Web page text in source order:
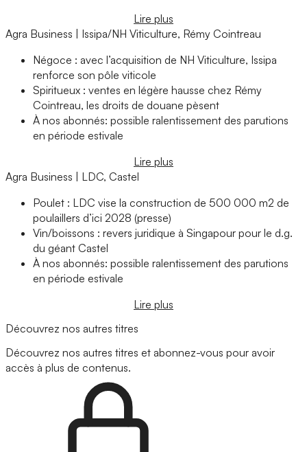
Lire plus
Agra Business | Issipa/NH Viticulture, Rémy Cointreau
Négoce : avec l’acquisition de NH Viticulture, Issipa
renforce son pôle viticole
Spiritueux : ventes en légère hausse chez Rémy
Cointreau, les droits de douane pèsent
À nos abonnés: possible ralentissement des parutions
en période estivale
Lire plus
Agra Business | LDC, Castel
Poulet : LDC vise la construction de 500 000 m2 de
poulaillers d’ici 2028 (presse)
Vin/boissons : revers juridique à Singapour pour le d.g.
du géant Castel
À nos abonnés: possible ralentissement des parutions
en période estivale
Lire plus
Découvrez nos autres titres
Découvrez nos autres titres et abonnez-vous pour avoir
accès à plus de contenus.